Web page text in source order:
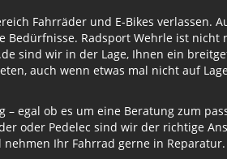
Fahrräder und E-Bikes verlassen.
Radsport Wehrle ist nicht
sind wir in der Lage, Ihnen ein
auch wenn etwas mal nicht auf
egal ob es um eine Beratung zum
oder Pedelec sind wir der richtige
Ihr Fahrrad gerne in